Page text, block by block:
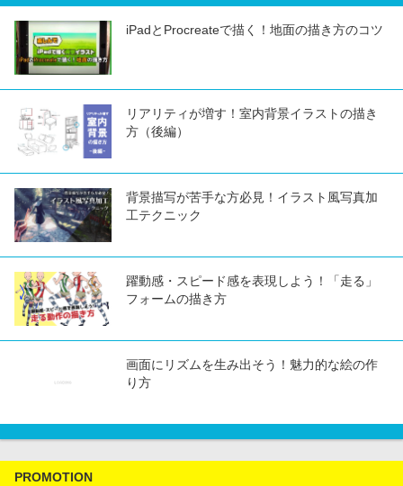
iPadとProcreateで描く！地面の描き方のコツ
リアリティが増す！室内背景イラストの描き
方（後編）
背景描写が苦手な方必見！イラスト風写真加
工テクニック
躍動感・スピード感を表現しよう！「走る」
フォームの描き方
画面にリズムを生み出そう！魅力的な絵の作
り方
PROMOTION